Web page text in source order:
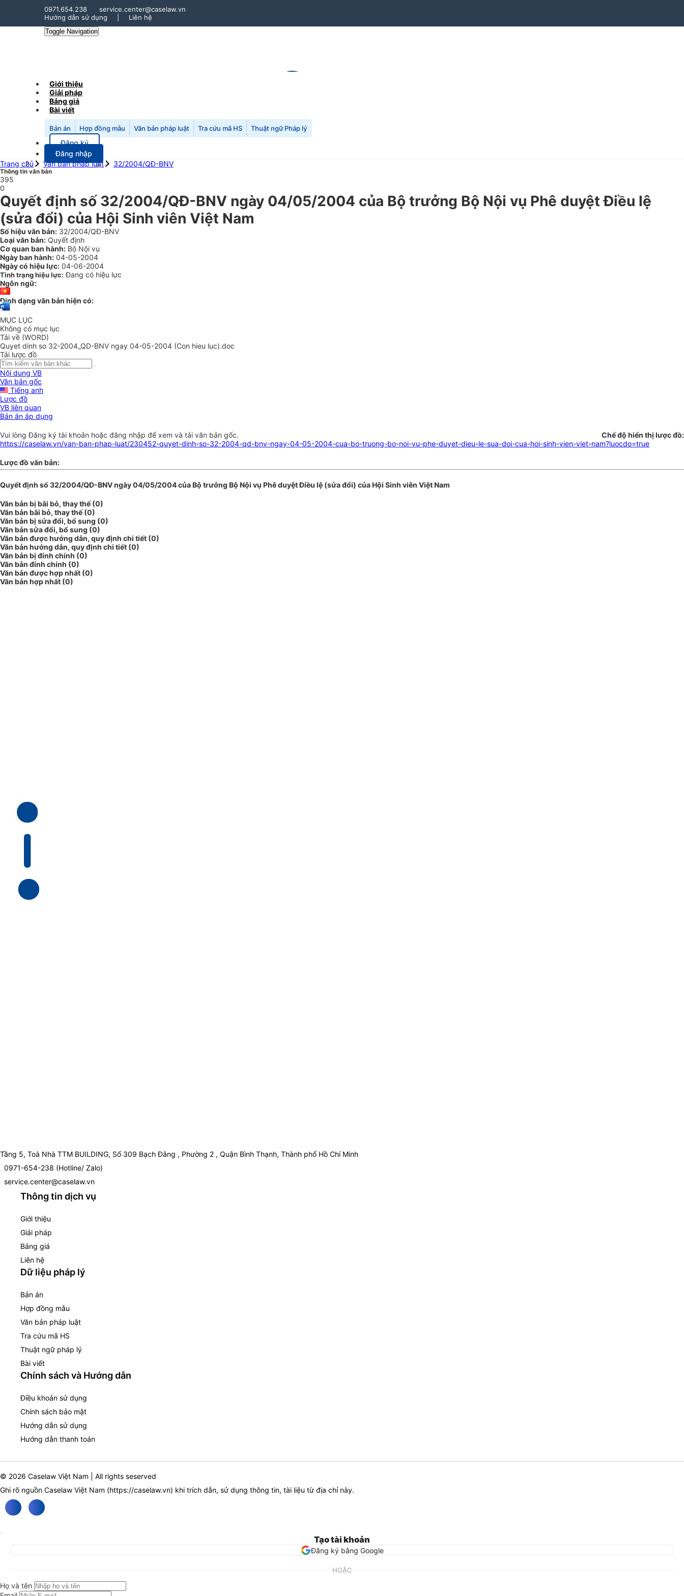
0971.654.238
service.center@caselaw.vn
Hướng dẫn sử dụng
Liên hệ
Toggle Navigation
Giới thiệu
Giải pháp
Bảng giá
Bài viết
Bản án Hợp đồng mẫu Văn bản pháp luật Tra cứu mã HS Thuật ngữ Pháp lý
Đăng ký
Đăng nhập
Trang chủ
Văn bản pháp luật 32/2004/QĐ-BNV
Thông tin văn bản
395
0
Quyết định số 32/2004/QĐ-BNV ngày 04/05/2004 của Bộ trưởng Bộ Nội vụ Phê duyệt Điều lệ
(sửa đổi) của Hội Sinh viên Việt Nam
Số hiệu văn bản: 32/2004/QĐ-BNV
Loại văn bản: Quyết định
Cơ quan ban hành: Bộ Nội vụ
Ngày ban hành: 04-05-2004
Ngày có hiệu lực: 04-06-2004
Tình trạng hiệu lực: Đang có hiệu lực
Ngôn ngữ:
Định dạng văn bản hiện có:
MỤC LỤC
Không có mục lục
Tải về (WORD)
Quyet dinh so 32-2004_QD-BNV ngay 04-05-2004 (Con hieu luc).doc
Tải lược đồ
Nội dung VB
Văn bản gốc
Tiếng anh
Lược đồ
VB liên quan
Bản án áp dụng
Chế độ hiển thị lược đồ:
Vui lòngĐăng ký tài khoản hoặc đăng nhập để xem và tải văn bản gốc.
https://caselaw.vn/van-ban-phap-luat/230452-quyet-dinh-so-32-2004-qd-bnv-ngay-04-05-2004-cua-bo-truong-bo-noi-vu-phe-duyet-dieu-le-sua-doi-cua-hoi-sinh-vien-viet-nam?luocdo=true
Lược đồ văn bản:
Quyết định số 32/2004/QĐ-BNV ngày 04/05/2004 của Bộ trưởng Bộ Nội vụ Phê duyệt Điều lệ (sửa đổi) của Hội Sinh viên Việt Nam
Văn bản bị bãi bỏ, thay thế (0)
Văn bản bãi bỏ, thay thế (0)
Văn bản bị sửa đổi, bổ sung (0)
Văn bản sửa đổi, bổ sung (0)
Văn bản được hướng dẫn, quy định chi tiết (0)
Văn bản hướng dẫn, quy định chi tiết (0)
Văn bản bị đính chính (0)
Văn bản đính chính (0)
Văn bản được hợp nhất (0)
Văn bản hợp nhất (0)
Tầng 5, Toà Nhà TTM BUILDING, Số 309 Bạch Đằng , Phường 2 , Quận Bình Thạnh, Thành phố Hồ Chí Minh
0971-654-238 (Hotline/ Zalo)
service.center@caselaw.vn
Thông tin dịch vụ
Giới thiệu
Giải pháp
Bảng giá
Liên hệ
Dữ liệu pháp lý
Bản án
Hợp đồng mẫu
Văn bản pháp luật
Tra cứu mã HS
Thuật ngữ pháp lý
Bài viết
Chính sách và Hướng dẫn
Điều khoản sử dụng
Chính sách bảo mật
Hướng dẫn sử dụng
Hướng dẫn thanh toán
© 2026 Caselaw Việt Nam | All rights seserved
Ghi rõ nguồn Caselaw Việt Nam (https://caselaw.vn) khi trích dẫn, sử dụng thông tin, tài liệu từ địa chỉ này.
Tạo tài khoản
Đăng ký bằng Google
HOẶC
Họ và tên